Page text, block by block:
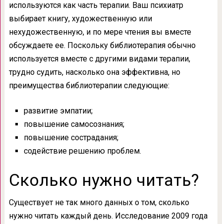
используются как часть терапии. Ваш психиатр
выбирает книгу, художественную или
нехудожественную, и по мере чтения вы вместе
обсуждаете ее. Поскольку библиотерапия обычно
используется вместе с другими видами терапии,
трудно судить, насколько она эффективна, но
преимущества библиотерапии следующие:
развитие эмпатии;
повышение самосознания;
повышение сострадания;
содействие решению проблем.
Сколько нужно читать?
Существует не так много данных о том, сколько
нужно читать каждый день. Исследование 2009 года